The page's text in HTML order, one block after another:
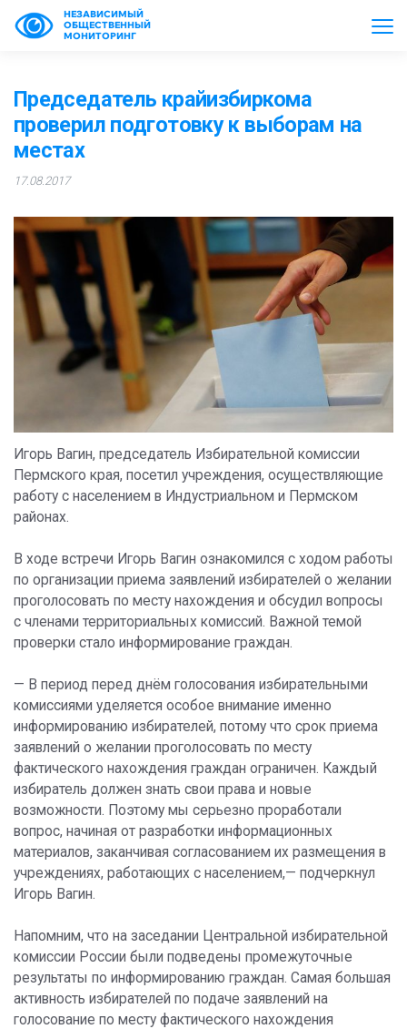
НЕЗАВИСИМЫЙ
ОБЩЕСТВЕННЫЙ
МОНИТОРИНГ
Председатель крайизбиркома
проверил подготовку к выборам на
местах
17.08.2017
Игорь Вагин, председатель Избирательной комиссии
Пермского края, посетил учреждения, осуществляющие
работу с населением в Индустриальном и Пермском
районах.
В ходе встречи Игорь Вагин ознакомился с ходом работы
по организации приема заявлений избирателей о желании
проголосовать по месту нахождения и обсудил вопросы
с членами территориальных комиссий. Важной темой
проверки стало информирование граждан.
— В период перед днём голосования избирательными
комиссиями уделяется особое внимание именно
информированию избирателей, потому что срок приема
заявлений о желании проголосовать по месту
фактического нахождения граждан ограничен. Каждый
избиратель должен знать свои права и новые
возможности. Поэтому мы серьезно проработали
вопрос, начиная от разработки информационных
материалов, заканчивая согласованием их размещения в
учреждениях, работающих с населением,— подчеркнул
Игорь Вагин.
Напомним, что на заседании Центральной избирательной
комиссии России были подведены промежуточные
результаты по информированию граждан. Самая большая
активность избирателей по подаче заявлений на
голосование по месту фактического нахождения